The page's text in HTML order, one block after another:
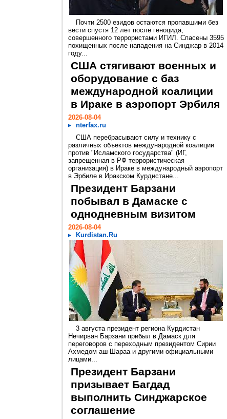
Почти 2500 езидов остаются пропавшими без
вести спустя 12 лет после геноцида,
совершенного террористами ИГИЛ. Спасены 3595
похищенных после нападения на Синджар в 2014
году...
США стягивают военных и
оборудование с баз
международной коалиции
в Ираке в аэропорт Эрбиля
2026-08-04
nterfax.ru
США перебрасывают силу и технику с
различных объектов международной коалиции
против "Исламского государства" (ИГ,
запрещенная в РФ террористическая
организация) в Ираке в международный аэропорт
в Эрбиле в Иракском Курдистане...
Президент Барзани
побывал в Дамаске с
однодневным визитом
2026-08-04
Kurdistan.Ru
3 августа президент региона Курдистан
Нечирван Барзани прибыл в Дамаск для
переговоров с переходным президентом Сирии
Ахмедом аш-Шараа и другими официальными
лицами...
Президент Барзани
призывает Багдад
выполнить Синджарское
соглашение